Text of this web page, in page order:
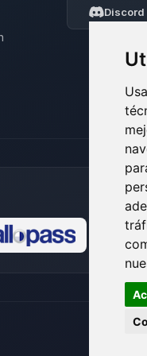
Discord
ayudarte.
08/08/2026 17:26